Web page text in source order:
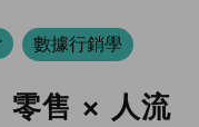
數據行銷學
零售 × 人流